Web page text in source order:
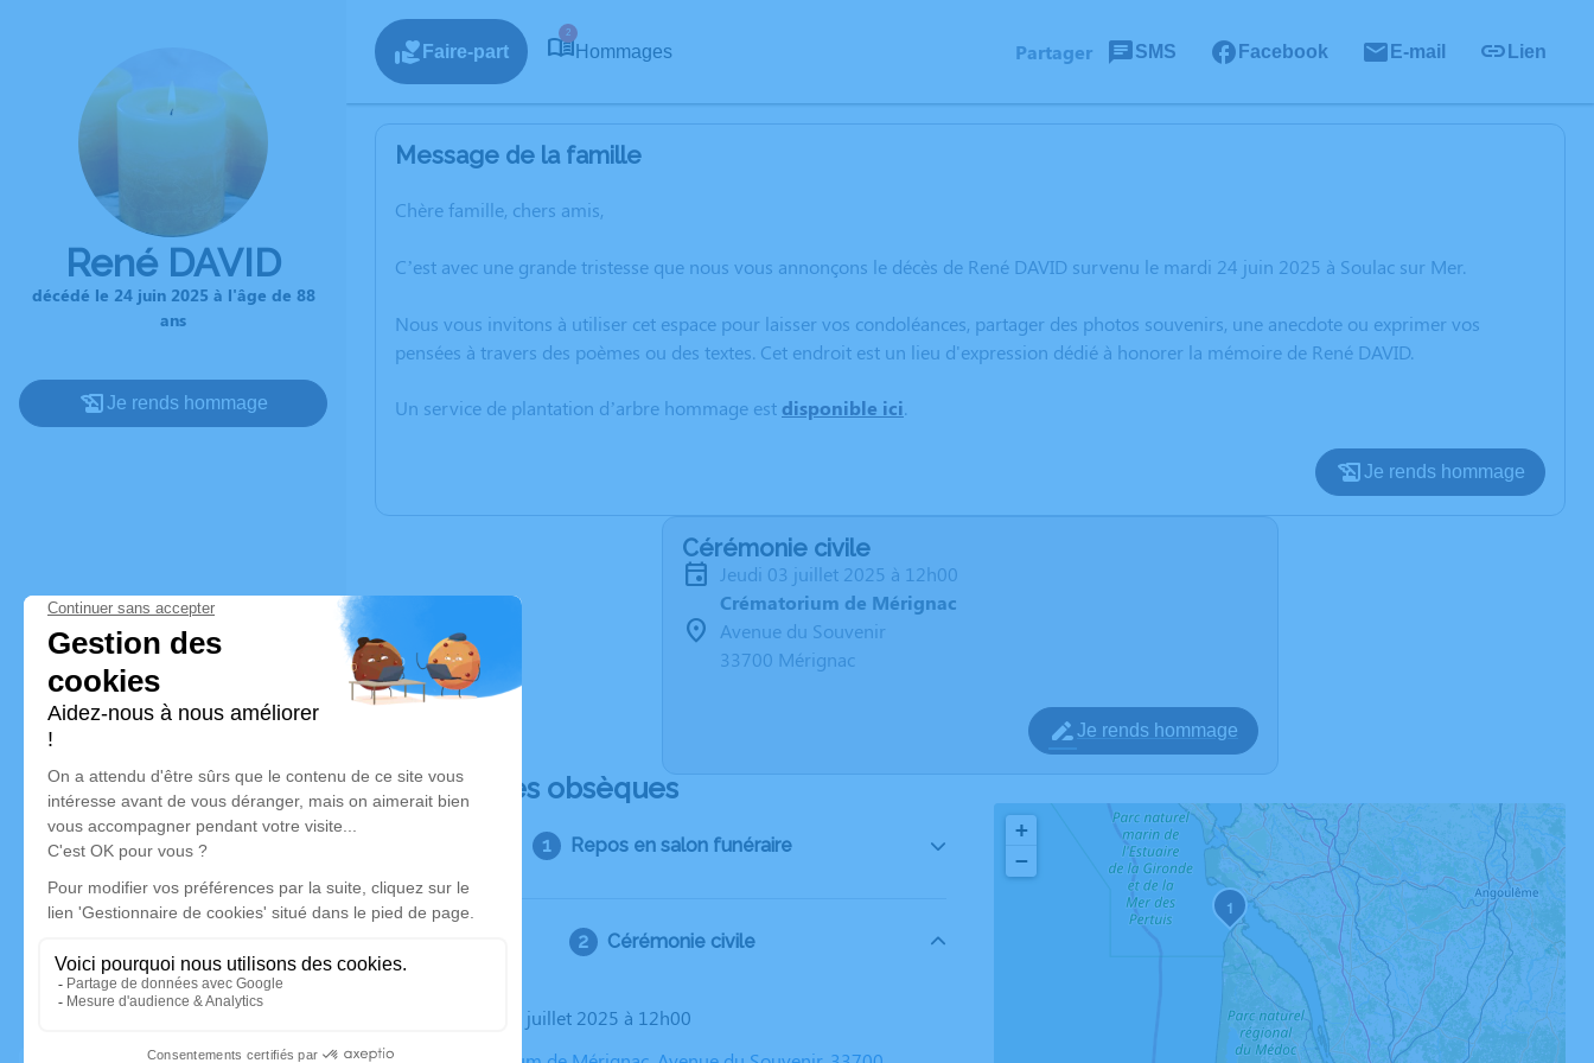
René DAVID
décédé le 24 juin 2025 à l'âge de 88
ans
Je rends hommage
Faire-part
2
Hommages Partager SMS Facebook E-mail Lien
Message de la famille
Chère famille, chers amis,
C’est avec une grande tristesse que nous vous annonçons le décès de René DAVID survenu le mardi 24 juin 2025 à Soulac sur Mer.
Nous vous invitons à utiliser cet espace pour laisser vos condoléances, partager des photos souvenirs, une anecdote ou exprimer vos
pensées à travers des poèmes ou des textes. Cet endroit est un lieu d'expression dédié à honorer la mémoire de René DAVID.
Un service de plantation d’arbre hommage est disponible ici.
Je rends hommage
Cérémonie civile
jeudi 03 juillet 2025 à 12h00
Crématorium de Mérignac
Avenue du Souvenir
33700 Mérignac
Je rends hommage
Déroulé des obsèques
Repos en salon funéraire
Cérémonie civile
Le jeudi 03 juillet 2025 à 12h00
1
+
−